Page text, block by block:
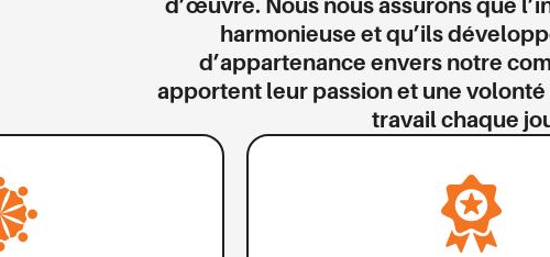
d’œuvre. Nous nous assurons que
harmonieuse et qu’ils
d’appartenance envers notre
apportent leur passion et une volonté
travail chaque